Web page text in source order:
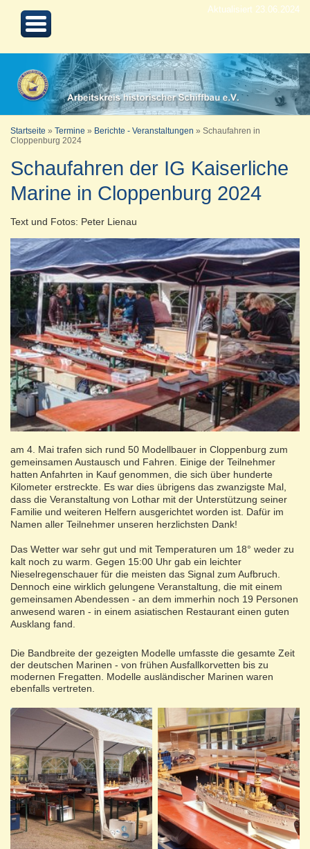
Aktualisiert 23.06.2024
Startseite » Termine » Berichte - Veranstaltungen » Schaufahren in
Cloppenburg 2024
Schaufahren der IG Kaiserliche
Marine in Cloppenburg 2024
Text und Fotos: Peter Lienau
am 4. Mai trafen sich rund 50 Modellbauer in Cloppenburg zum
gemeinsamen Austausch und Fahren. Einige der Teilnehmer
hatten Anfahrten in Kauf genommen, die sich über hunderte
Kilometer erstreckte. Es war dies übrigens das zwanzigste Mal,
dass die Veranstaltung von Lothar mit der Unterstützung seiner
Familie und weiteren Helfern ausgerichtet worden ist. Dafür im
Namen aller Teilnehmer unseren herzlichsten Dank!
Das Wetter war sehr gut und mit Temperaturen um 18° weder zu
kalt noch zu warm. Gegen 15:00 Uhr gab ein leichter
Nieselregenschauer für die meisten das Signal zum Aufbruch.
Dennoch eine wirklich gelungene Veranstaltung, die mit einem
gemeinsamen Abendessen - an dem immerhin noch 19 Personen
anwesend waren - in einem asiatischen Restaurant einen guten
Ausklang fand.
Die Bandbreite der gezeigten Modelle umfasste die gesamte Zeit
der deutschen Marinen - von frühen Ausfallkorvetten bis zu
modernen Fregatten. Modelle ausländischer Marinen waren
ebenfalls vertreten.